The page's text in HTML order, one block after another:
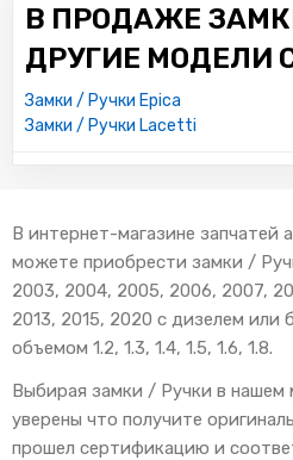
В ПРОДАЖЕ
ДРУГИЕ МОДЕЛИ
Замки / Ручки Epica
Замки / Ручки Lacetti
В интернет-магазине запчатей
можете приобрести замки /
2003, 2004, 2005, 2006, 2007,
2013, 2015, 2020 с дизелем или
объемом 1.2, 1.3, 1.4, 1.5, 1.6, 1.8.
Выбирая замки / Ручки в нашем
уверены что получите
прошел сертификацию и